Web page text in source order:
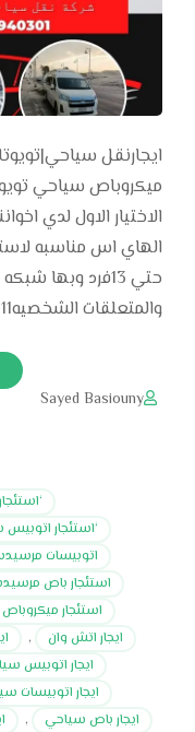
ايجارنقل
ميكروباص سياحي
الاختيار الاول لدي
الهاي اس مناسبه
حتي 13فرد وبها
والمتعلقات الشخصيه01101727711. بالتالي …
Sayed Basiouny
‘استئجار اتوبيس
اتوبيسات
استئجار باص
استئجار ميكروباص
ايجار اتش وان
,
ايجار اتوبيس
ايجار اتوبيسات
ايجار باص سياحي
,